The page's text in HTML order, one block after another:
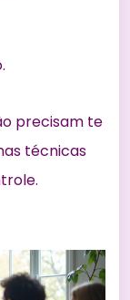
precisam te
técnicas